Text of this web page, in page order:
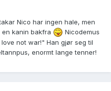
Nico har ingen hale, men
en kanin bakfra
Nicodemus
not war!" Han gjør seg til
enormt lange tenner!